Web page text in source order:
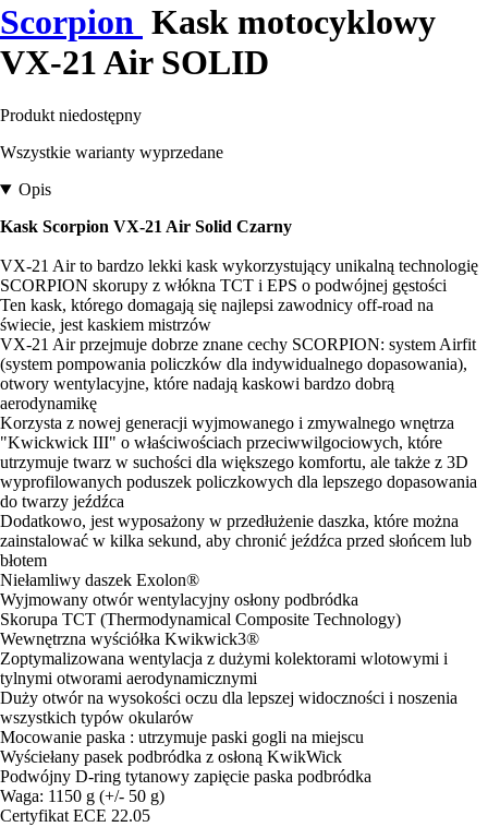
Scorpion Kask motocyklowy
VX-21 Air SOLID
Produkt niedostępny
Wszystkie warianty wyprzedane
Opis
Kask Scorpion VX-21 Air Solid Czarny
VX-21 Air to bardzo lekki kask wykorzystujący unikalną technologię
SCORPION skorupy z włókna TCT i EPS o podwójnej gęstości
Ten kask, którego domagają się najlepsi zawodnicy off-road na
świecie, jest kaskiem mistrzów
VX-21 Air przejmuje dobrze znane cechy SCORPION: system Airfit
(system pompowania policzków dla indywidualnego dopasowania),
otwory wentylacyjne, które nadają kaskowi bardzo dobrą
aerodynamikę
Korzysta z nowej generacji wyjmowanego i zmywalnego wnętrza
"Kwickwick III" o właściwościach przeciwwilgociowych, które
utrzymuje twarz w suchości dla większego komfortu, ale także z 3D
wyprofilowanych poduszek policzkowych dla lepszego dopasowania
do twarzy jeźdźca
Dodatkowo, jest wyposażony w przedłużenie daszka, które można
zainstalować w kilka sekund, aby chronić jeźdźca przed słońcem lub
błotem
Niełamliwy daszek Exolon®
Wyjmowany otwór wentylacyjny osłony podbródka
Skorupa TCT (Thermodynamical Composite Technology)
Wewnętrzna wyściółka Kwikwick3®
Zoptymalizowana wentylacja z dużymi kolektorami wlotowymi i
tylnymi otworami aerodynamicznymi
Duży otwór na wysokości oczu dla lepszej widoczności i noszenia
wszystkich typów okularów
Mocowanie paska : utrzymuje paski gogli na miejscu
Wyściełany pasek podbródka z osłoną KwikWick
Podwójny D-ring tytanowy zapięcie paska podbródka
Waga: 1150 g (+/- 50 g)
Certyfikat ECE 22.05